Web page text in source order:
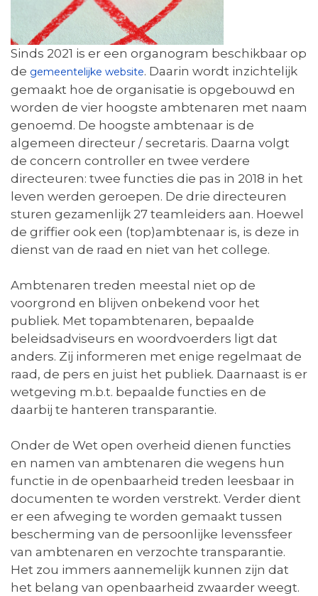
Sinds 2021 is er een organogram beschikbaar op
de gemeentelijke website. Daarin wordt inzichtelijk
gemaakt hoe de organisatie is opgebouwd en
worden de vier hoogste ambtenaren met naam
genoemd. De hoogste ambtenaar is de
algemeen directeur / secretaris. Daarna volgt
de concern controller en twee verdere
directeuren: twee functies die pas in 2018 in het
leven werden geroepen. De drie directeuren
sturen gezamenlijk 27 teamleiders aan. Hoewel
de griffier ook een (top)ambtenaar is, is deze in
dienst van de raad en niet van het college.
Ambtenaren treden meestal niet op de
voorgrond en blijven onbekend voor het
publiek. Met topambtenaren, bepaalde
beleidsadviseurs en woordvoerders ligt dat
anders. Zij informeren met enige regelmaat de
raad, de pers en juist het publiek. Daarnaast is er
wetgeving m.b.t. bepaalde functies en de
daarbij te hanteren transparantie.
Onder de Wet open overheid dienen functies
en namen van ambtenaren die wegens hun
functie in de openbaarheid treden leesbaar in
documenten te worden verstrekt. Verder dient
er een afweging te worden gemaakt tussen
bescherming van de persoonlijke levenssfeer
van ambtenaren en verzochte transparantie.
Het zou immers aannemelijk kunnen zijn dat
het belang van openbaarheid zwaarder weegt.